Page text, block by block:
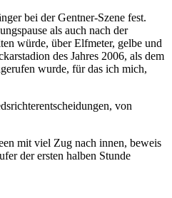
bei der Gentner-Szene fest.
als auch nach der
würde, über Elfmeter, gelbe und
des Jahres 2006, als dem
wurde, für das ich mich,
von
mit viel Zug nach innen, beweis
der ersten halben Stunde